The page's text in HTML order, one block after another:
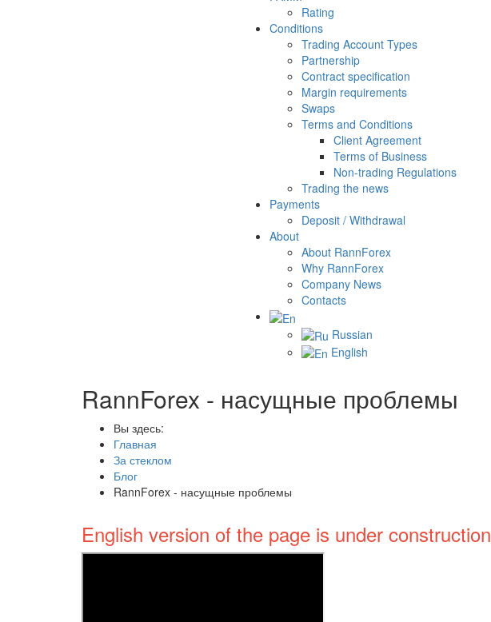
Rating
Conditions
Trading Account Types
Partnership
Contract specification
Margin requirements
Swaps
Terms and Conditions
Client Agreement
Terms of Business
Non-trading Regulations
Trading the news
Payments
Deposit / Withdrawal
About
About RannForex
Why RannForex
Company News
Contacts
Russian
English
RannForex - насущные проблемы
Вы здесь:
Главная
За стеклом
Блог
RannForex - насущные проблемы
English version of the page is under construction